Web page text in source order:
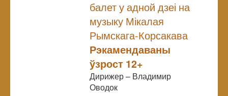
балет у адной дзеі на
музыку Мікалая
Рымскага-Корсакава
Рэкамендаваны
ўзрост 12+
Дирижер – Владимир
Оводок